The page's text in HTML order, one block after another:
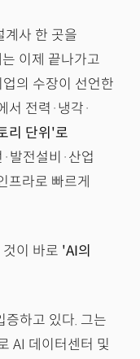
계사 한 곳을
이제 끝나가고
의 수장이 선언한
서 전력·냉각·
리 단위'로
발전설비·산업
프라로 빠르게
이 바로 'AI의
증하고 있다. 그는
AI 데이터센터 및